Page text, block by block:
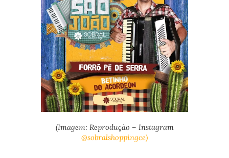
(Imagem: Reprodução – Instagram
@sobralshoppingce)